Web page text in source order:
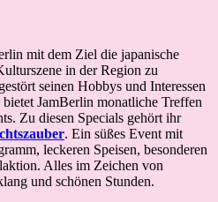
mit dem Ziel die japanische
in der Region zu
seinen Hobbys und Interessen
JamBerlin monatliche Treffen
Zu diesen Specials gehört ihr
. Ein süßes Event mit
leckeren Speisen, besonderen
Alles im Zeichen von
und schönen Stunden.